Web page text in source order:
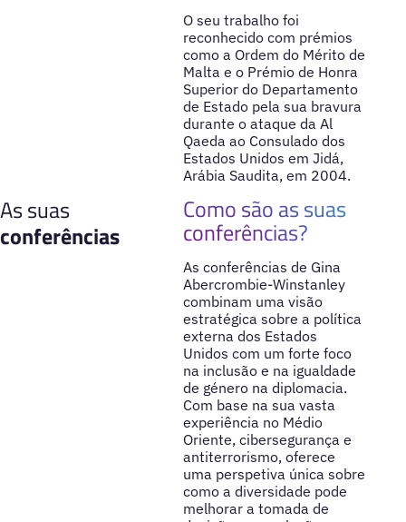
O seu trabalho foi
reconhecido com prémios
como a Ordem do Mérito de
Malta e o Prémio de Honra
Superior do Departamento
de Estado pela sua bravura
durante o ataque da Al
Qaeda ao Consulado dos
Estados Unidos em Jidá,
Arábia Saudita, em 2004.
As suas
conferências
Como são as suas
conferências?
As conferências de Gina
Abercrombie-Winstanley
combinam uma visão
estratégica sobre a política
externa dos Estados
Unidos com um forte foco
na inclusão e na igualdade
de género na diplomacia.
Com base na sua vasta
experiência no Médio
Oriente, cibersegurança e
antiterrorismo, oferece
uma perspetiva única sobre
como a diversidade pode
melhorar a tomada de